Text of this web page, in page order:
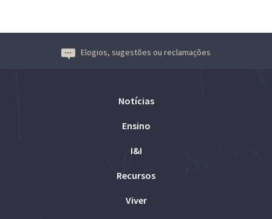
Elogios, sugestões ou reclamações
Notícias
Ensino
I&I
Recursos
Viver